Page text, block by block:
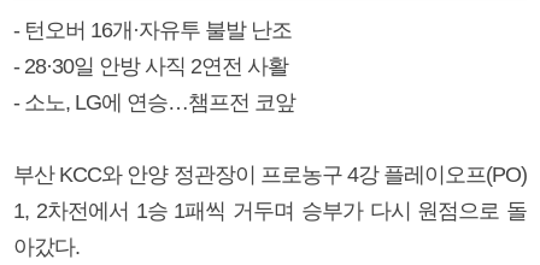
- 턴오버 16개·자유투 불발 난조
- 28·30일 안방 사직 2연전 사활
- 소노, LG에 연승…챔프전 코앞
부산 KCC와 안양 정관장이 프로농구 4강 플레이오프(PO)
1, 2차전에서 1승 1패씩 거두며 승부가 다시 원점으로 돌
아갔다.